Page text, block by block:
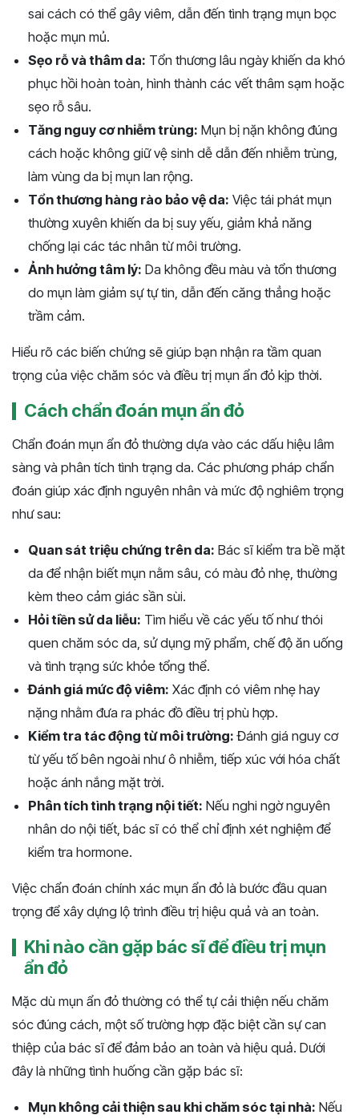
sai cách có thể gây viêm, dẫn đến tình trạng mụn bọc
hoặc mụn mủ.
Sẹo rỗ và thâm da: Tổn thương lâu ngày khiến da khó
phục hồi hoàn toàn, hình thành các vết thâm sạm hoặc
sẹo rỗ sâu.
Tăng nguy cơ nhiễm trùng: Mụn bị nặn không đúng
cách hoặc không giữ vệ sinh dễ dẫn đến nhiễm trùng,
làm vùng da bị mụn lan rộng.
Tổn thương hàng rào bảo vệ da: Việc tái phát mụn
thường xuyên khiến da bị suy yếu, giảm khả năng
chống lại các tác nhân từ môi trường.
Ảnh hưởng tâm lý: Da không đều màu và tổn thương
do mụn làm giảm sự tự tin, dẫn đến căng thẳng hoặc
trầm cảm.
Hiểu rõ các biến chứng sẽ giúp bạn nhận ra tầm quan
trọng của việc chăm sóc và điều trị mụn ẩn đỏ kịp thời.
Cách chẩn đoán mụn ẩn đỏ
Chẩn đoán mụn ẩn đỏ thường dựa vào các dấu hiệu lâm
sàng và phân tích tình trạng da. Các phương pháp chẩn
đoán giúp xác định nguyên nhân và mức độ nghiêm trọng
như sau:
Quan sát triệu chứng trên da: Bác sĩ kiểm tra bề mặt
da để nhận biết mụn nằm sâu, có màu đỏ nhẹ, thường
kèm theo cảm giác sần sùi.
Hỏi tiền sử da liễu: Tìm hiểu về các yếu tố như thói
quen chăm sóc da, sử dụng mỹ phẩm, chế độ ăn uống
và tình trạng sức khỏe tổng thể.
Đánh giá mức độ viêm: Xác định có viêm nhẹ hay
nặng nhằm đưa ra phác đồ điều trị phù hợp.
Kiểm tra tác động từ môi trường: Đánh giá nguy cơ
từ yếu tố bên ngoài như ô nhiễm, tiếp xúc với hóa chất
hoặc ánh nắng mặt trời.
Phân tích tình trạng nội tiết: Nếu nghi ngờ nguyên
nhân do nội tiết, bác sĩ có thể chỉ định xét nghiệm để
kiểm tra hormone.
Việc chẩn đoán chính xác mụn ẩn đỏ là bước đầu quan
trọng để xây dựng lộ trình điều trị hiệu quả và an toàn.
Khi nào cần gặp bác sĩ để điều trị mụn
ẩn đỏ
Mặc dù mụn ẩn đỏ thường có thể tự cải thiện nếu chăm
sóc đúng cách, một số trường hợp đặc biệt cần sự can
thiệp của bác sĩ để đảm bảo an toàn và hiệu quả. Dưới
đây là những tình huống cần gặp bác sĩ:
Mụn không cải thiện sau khi chăm sóc tại nhà: Nếu